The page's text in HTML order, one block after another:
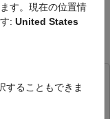
コンスタ
す。現在の位置情
: United States
することもできま